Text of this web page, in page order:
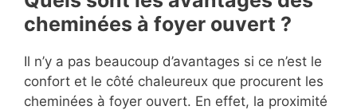
cheminées à foyer ouvert ?
Il n’y a pas beaucoup d’avantages si ce n’est le
confort et le côté chaleureux que procurent les
cheminées à foyer ouvert. En effet, la proximité